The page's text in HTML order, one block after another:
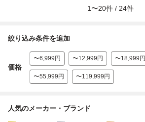
1 〜20件 / 24件
絞り込み条件を追加
価格
〜6,999円 〜12,999円 〜18,999円
〜55,999円 〜119,999円
人気のメーカー・ブランド